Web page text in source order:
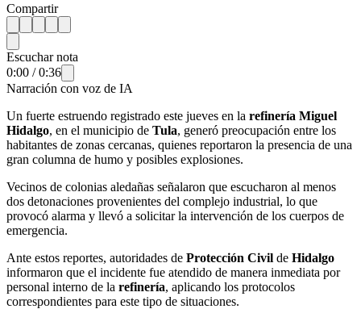
Compartir
Escuchar nota
0:00 /0:36
Narración con voz de IA
Un fuerte estruendo registrado este jueves en la refinería Miguel
Hidalgo, en el municipio de Tula, generó preocupación entre los
habitantes de zonas cercanas, quienes reportaron la presencia de una
gran columna de humo y posibles explosiones.
Vecinos de colonias aledañas señalaron que escucharon al menos
dos detonaciones provenientes del complejo industrial, lo que
provocó alarma y llevó a solicitar la intervención de los cuerpos de
emergencia.
Ante estos reportes, autoridades de Protección Civil de Hidalgo
informaron que el incidente fue atendido de manera inmediata por
personal interno de la refinería, aplicando los protocolos
correspondientes para este tipo de situaciones.